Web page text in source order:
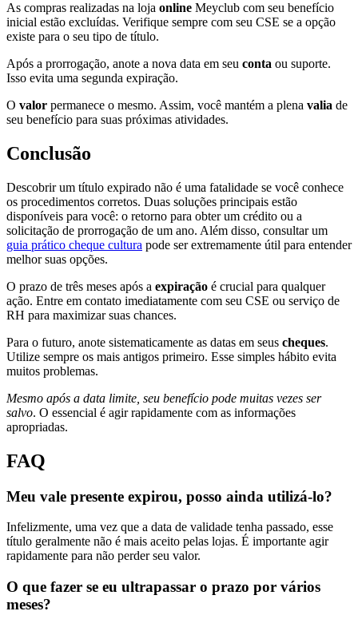
As compras realizadas na loja online Meyclub com seu benefício
inicial estão excluídas. Verifique sempre com seu CSE se a opção
existe para o seu tipo de título.
Após a prorrogação, anote a nova data em seu conta ou suporte.
Isso evita uma segunda expiração.
O valor permanece o mesmo. Assim, você mantém a plena valia de
seu benefício para suas próximas atividades.
Conclusão
Descobrir um título expirado não é uma fatalidade se você conhece
os procedimentos corretos. Duas soluções principais estão
disponíveis para você: o retorno para obter um crédito ou a
solicitação de prorrogação de um ano. Além disso, consultar um
guia prático cheque cultura pode ser extremamente útil para entender
melhor suas opções.
O prazo de três meses após a expiração é crucial para qualquer
ação. Entre em contato imediatamente com seu CSE ou serviço de
RH para maximizar suas chances.
Para o futuro, anote sistematicamente as datas em seus cheques.
Utilize sempre os mais antigos primeiro. Esse simples hábito evita
muitos problemas.
Mesmo após a data limite, seu benefício pode muitas vezes ser
salvo. O essencial é agir rapidamente com as informações
apropriadas.
FAQ
Meu vale presente expirou, posso ainda utilizá-lo?
Infelizmente, uma vez que a data de validade tenha passado, esse
título geralmente não é mais aceito pelas lojas. É importante agir
rapidamente para não perder seu valor.
O que fazer se eu ultrapassar o prazo por vários
meses?